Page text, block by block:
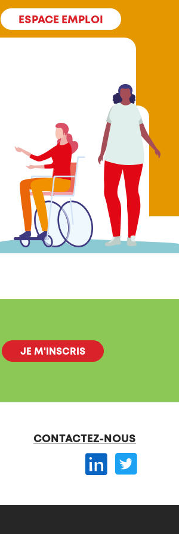
ESPACE EMPLOI
CONTACTEZ-NOUS